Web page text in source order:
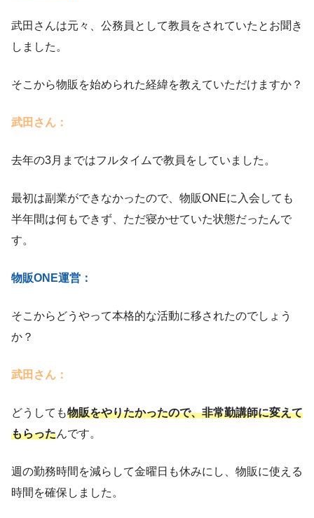
武田さんは元々、公務員として教員をされていたとお聞き
しました。
そこから物販を始められた経緯を教えていただけますか？
武田さん：
去年の3月まではフルタイムで教員をしていました。
最初は副業ができなかったので、物販ONEに入会しても
半年間は何もできず、ただ寝かせていた状態だったんで
す。
物販ONE運営：
そこからどうやって本格的な活動に移されたのでしょう
か？
武田さん：
どうしても物販をやりたかったので、非常勤講師に変えて
もらったんです。
週の勤務時間を減らして金曜日も休みにし、物販に使える
時間を確保しました。